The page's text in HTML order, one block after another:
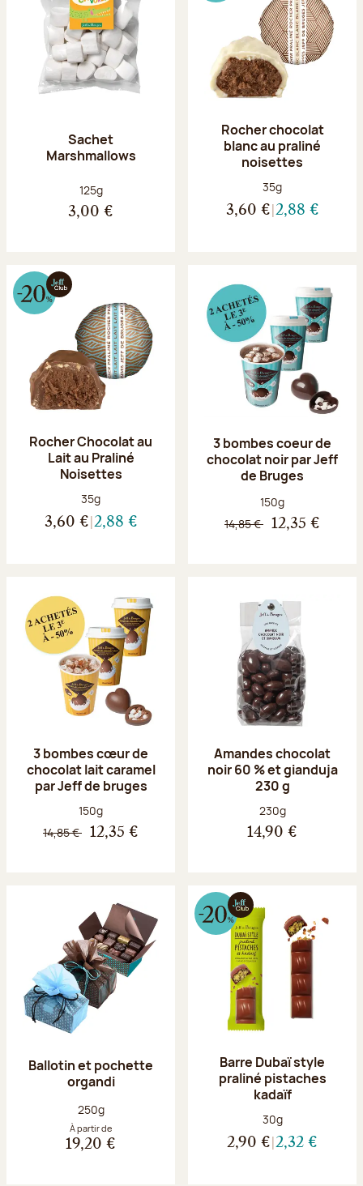
Sachet
Marshmallows
Poids net :
125g
3,00 €
Rocher chocolat
blanc au praliné
noisettes
Poids net :
35g
3,60 € 2,88 €
Rocher Chocolat au
Lait au Praliné
Noisettes
Poids net :
35g
3,60 € 2,88 €
3 bombes coeur de
chocolat noir par Jeff
de Bruges
Poids net :
150g
14,85 € 12,35 €
3 bombes cœur de
chocolat lait caramel
par Jeff de bruges
Poids net :
150g
14,85 € 12,35 €
Amandes chocolat
noir 60 % et gianduja
230 g
Poids net :
230g
14,90 €
Ballotin et pochette
organdi
Poids net :
250g
À partir de
19,20 €
Barre Dubaï style
praliné pistaches
kadaïf
Poids net :
30g
2,90 € 2,32 €